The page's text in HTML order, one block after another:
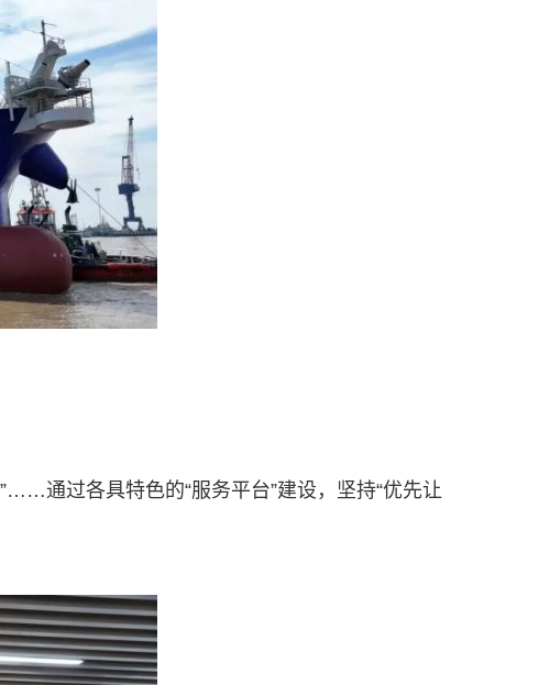
通过各具特色的“服务平台”建设，坚持“优先让